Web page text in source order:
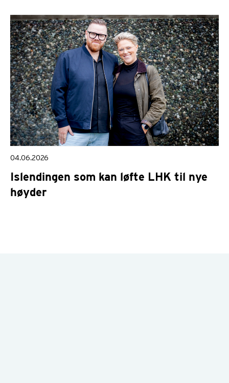
04.06.2026
Islendingen som kan løfte LHK til nye
høyder